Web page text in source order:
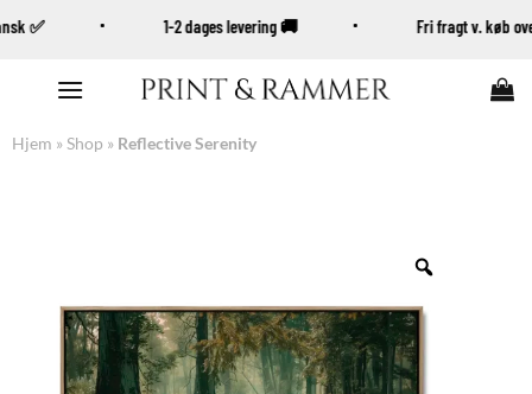
✅ 1-2 dages levering 🚚 Fri fragt v. køb
indhold
Hjem »Shop » Reflective Serenity